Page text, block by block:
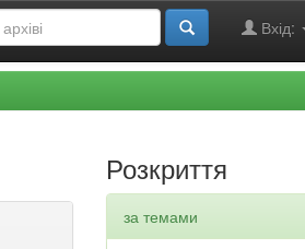
Вхід:
Розкриття
за темами